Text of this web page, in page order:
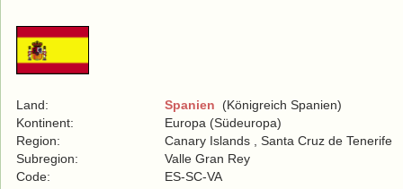
Land: Spanien (Königreich Spanien)
Kontinent:
Europa (Südeuropa)
Region:
Canary Islands , Santa Cruz de Tenerife
Subregion:
Valle Gran Rey
Code:
ES-SC-VA